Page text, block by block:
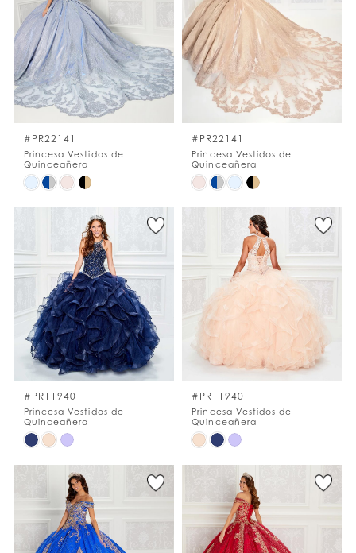
to
end
to
end
#PR22141
Princesa Vestidos de
Quinceañera
Skip
#bbe7f16601
to
#PR22141
Princesa Vestidos de
Quinceañera
Skip
#eb84ab13b8
to
#PR11940
Princesa Vestidos de
Quinceañera
Skip
#f999769007
to
end
#PR11940
Princesa Vestidos de
Quinceañera
Skip
#f2e2e00460
end